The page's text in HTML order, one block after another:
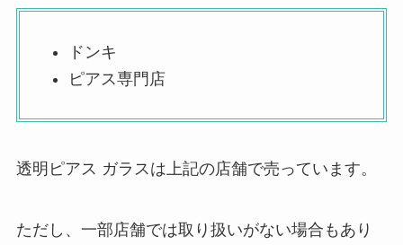
ドンキ
ピアス専門店
透明ピアス ガラスは上記の店舗で売っています。
ただし、一部店舗では取り扱いがない場合もあり